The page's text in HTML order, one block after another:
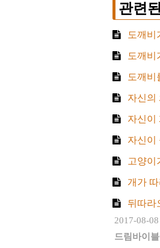
관련
도깨비
도깨비
도깨비
자신의
자신이
자신이
고양이
개가
뒤따라
2017-08-
드림바이블